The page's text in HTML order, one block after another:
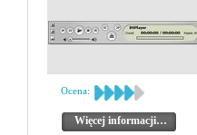
Ocena:
Więcej informacji…